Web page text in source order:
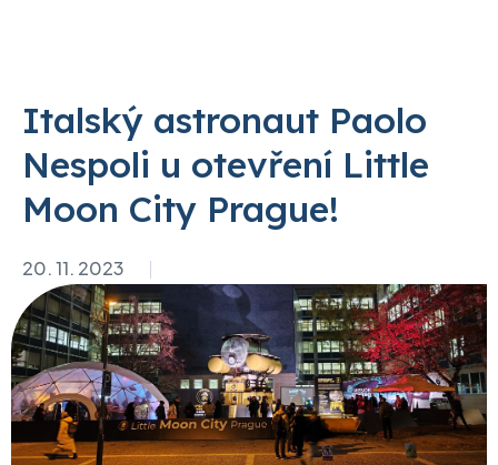
Italský astronaut Paolo
Nespoli u otevření Little
Moon City Prague!
20. 11. 2023